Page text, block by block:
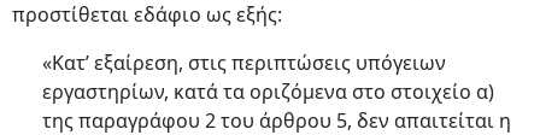
προστίθεται εδάφιο ως εξής:
«Κατ’ εξαίρεση, στις περιπτώσεις υπόγειων
εργαστηρίων, κατά τα οριζόμενα στο στοιχείο α)
της παραγράφου 2 του άρθρου 5, δεν απαιτείται η